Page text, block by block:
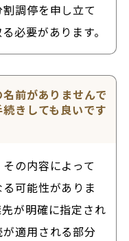
調停を申し立て
必要があります。
前がありませんで
きしても良いです
の内容によって
可能性がありま
が明確に指定され
適用される部分